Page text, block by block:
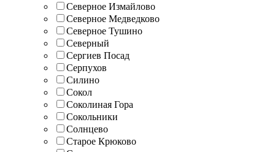
Северное Измайлово
Северное Медведково
Северное Тушино
Северный
Сергиев Посад
Серпухов
Силино
Сокол
Соколиная Гора
Сокольники
Солнцево
Старое Крюково